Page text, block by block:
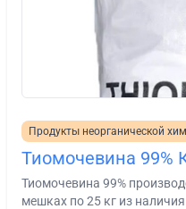
Продукты неорганической
Тиомочевина 99%
Тиомочевина 99%
мешках по 25 кг из